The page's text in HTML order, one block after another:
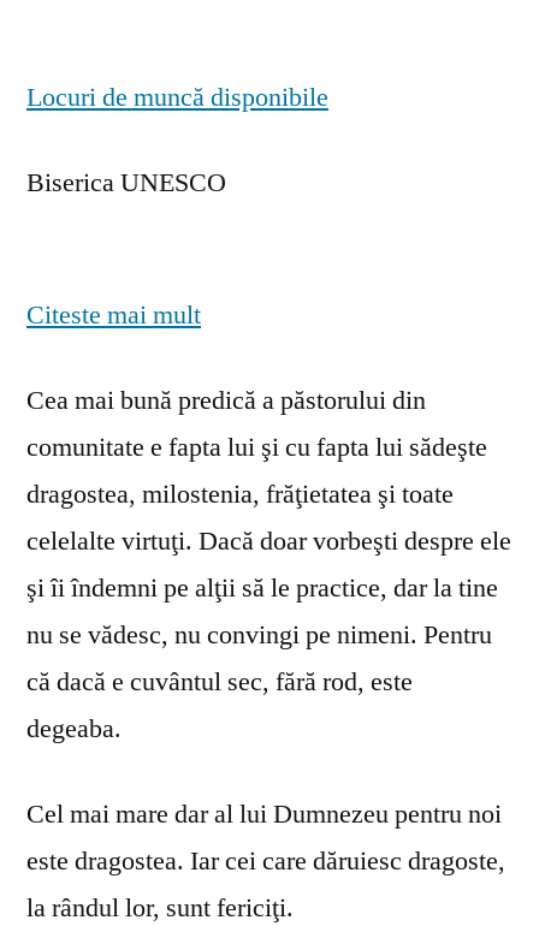
Locuri de muncă disponibile
Biserica UNESCO
Citeste mai mult
Cea mai bună predică a păstorului din
comunitate e fapta lui şi cu fapta lui sădeşte
dragostea, milostenia, frăţietatea şi toate
celelalte virtuţi. Dacă doar vorbeşti despre ele
şi îi îndemni pe alţii să le practice, dar la tine
nu se vă­desc, nu convingi pe nimeni. Pentru
că dacă e cuvântul sec, fără rod, este
degeaba.
Cel mai mare dar al lui Dumnezeu pentru noi
este dragostea. Iar cei care dăruiesc dragoste,
la rândul lor, sunt fericiţi.